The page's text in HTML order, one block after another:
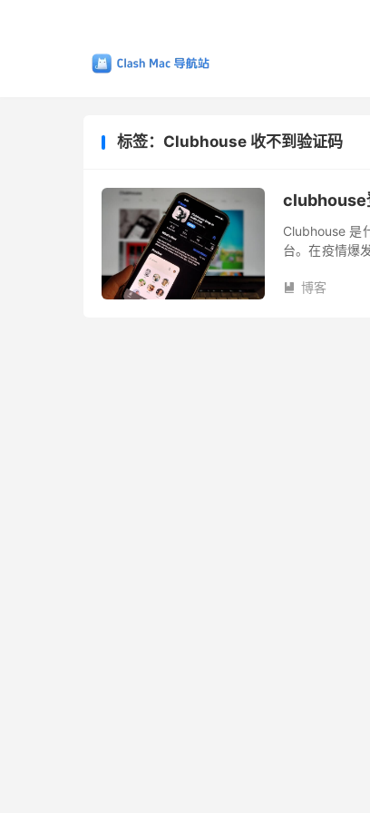
标签：Clubhouse 收不到验证码
clubhouse
Clubhouse 是
台。在疫情爆
 博客